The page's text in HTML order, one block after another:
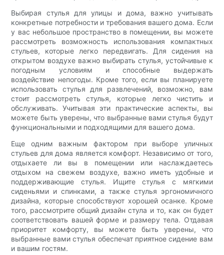
Выбирая стулья для улицы и дома, важно учитывать
конкретные потребности и требования вашего дома. Если
у вас небольшое пространство в помещении, вы можете
рассмотреть возможность использования компактных
стульев, которые легко передвигать. Для сидения на
открытом воздухе важно выбирать стулья, устойчивые к
погодным условиям и способные выдержать
воздействие непогоды. Кроме того, если вы планируете
использовать стулья для развлечений, возможно, вам
стоит рассмотреть стулья, которые легко чистить и
обслуживать. Учитывая эти практические аспекты, вы
можете быть уверены, что выбранные вами стулья будут
функциональными и подходящими для вашего дома.
Еще одним важным фактором при выборе уличных
стульев для дома является комфорт. Независимо от того,
отдыхаете ли вы в помещении или наслаждаетесь
отдыхом на свежем воздухе, важно иметь удобные и
поддерживающие стулья. Ищите стулья с мягкими
сиденьями и спинками, а также стулья эргономичного
дизайна, которые способствуют хорошей осанке. Кроме
того, рассмотрите общий дизайн стула и то, как он будет
соответствовать вашей форме и размеру тела. Отдавая
приоритет комфорту, вы можете быть уверены, что
выбранные вами стулья обеспечат приятное сидение вам
и вашим гостям.